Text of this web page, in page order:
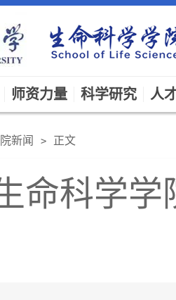
师资力量 科学研究 人
新闻 > 正文
命科学学